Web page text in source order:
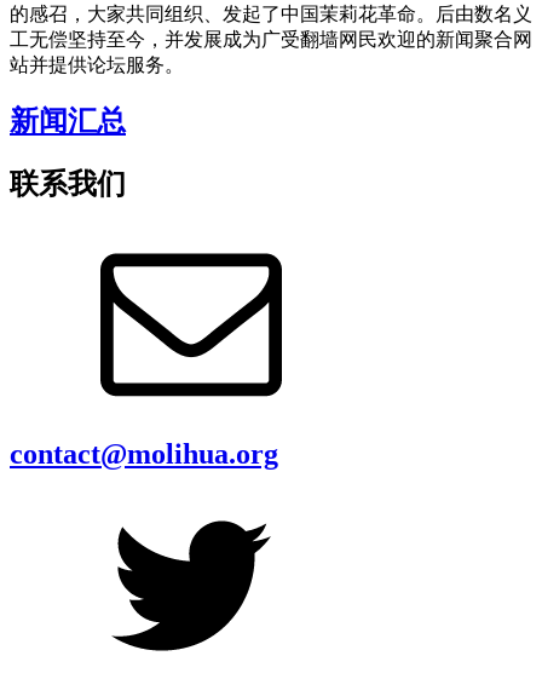
的感召，大家共同组织、发起了中国茉莉花革命。后由数名义
工无偿坚持至今，并发展成为广受翻墙网民欢迎的新闻聚合网
站并提供论坛服务。
新闻汇总
联系我们
contact@molihua.org